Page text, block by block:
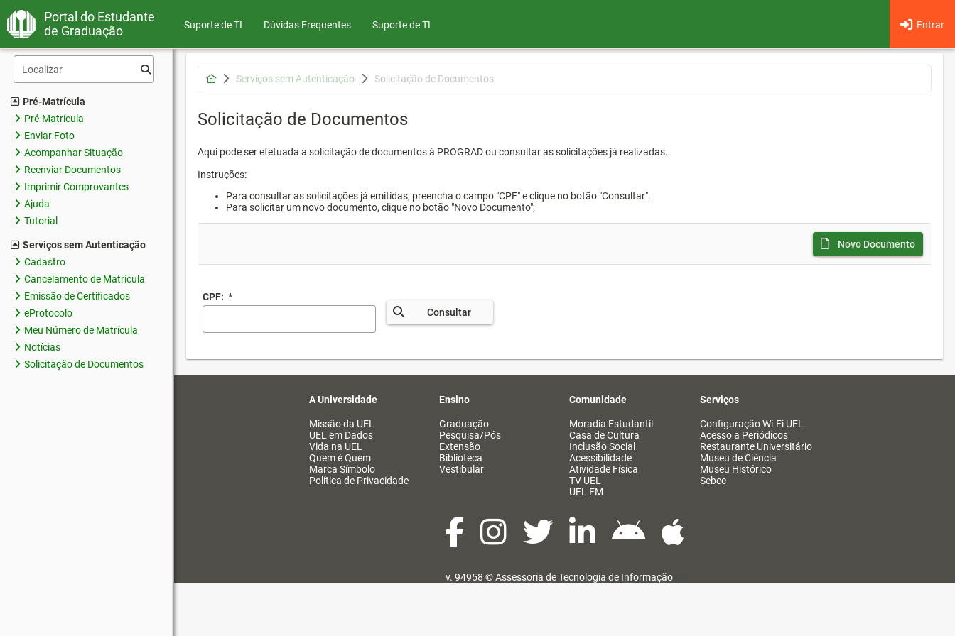
Portal do Estudante
de Graduação
Suporte de TI Dúvidas Frequentes Entrar
Suporte de TI
Pré-Matrícula
Pré-Matrícula
Enviar Foto
Acompanhar Situação
Reenviar Documentos
Imprimir Comprovantes
Ajuda
Tutorial
Serviços sem Autenticação
Cadastro
Cancelamento de Matrícula
Emissão de Certificados
eProtocolo
Meu Número de Matrícula
Notícias
Solicitação de Documentos
Serviços sem Autenticação Solicitação de Documentos
Solicitação de Documentos
Aqui pode ser efetuada a solicitação de documentos à PROGRAD ou consultar as solicitações já realizadas.
Instruções:
Para consultar as solicitações já emitidas, preencha o campo "CPF" e clique no botão "Consultar".
Para solicitar um novo documento, clique no botão "Novo Documento";
Novo Documento
CPF: *
Consultar
A Universidade
Missão da UEL
UEL em Dados
Vida na UEL
Quem é Quem
Marca Símbolo
Política de Privacidade
Ensino
Graduação
Pesquisa/Pós
Extensão
Biblioteca
Vestibular
Comunidade
Moradia Estudantil
Casa de Cultura
Inclusão Social
Acessibilidade
Atividade Física
TV UEL
UEL FM
Serviços
Configuração Wi-Fi UEL
Acesso a Periódicos
Restaurante Universitário
Museu de Ciência
Museu Histórico
Sebec
v. 94958 ©Assessoria de Tecnologia de Informação